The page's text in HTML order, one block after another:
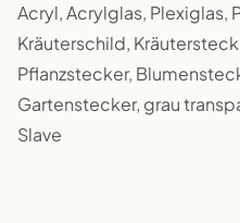
Acryl, Acrylglas, Plexiglas,
Kräuterschild,
Pflanzstecker,
Gartenstecker, grau
Slave